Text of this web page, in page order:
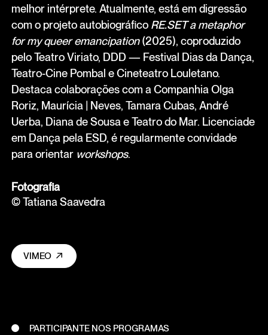
melhor intérprete. Atualmente, está em digressão
com o projeto autobiográfico RE.SET a metaphor
for my queer emancipation(2025), coproduzido
pelo Teatro Viriato, DDD — Festival Dias da Dança,
Teatro-Cine Pombal e Cineteatro Louletano.
Destaca colaborações com a Companhia Olga
Roriz, Maurícia | Neves, Tamara Cubas, André
Uerba, Diana de Sousa e Teatro do Mar. Licenciade
em Dança pela ESD, é regularmente convidade
para orientar workshops.
Fotografia
© Tatiana Saavedra
VIMEO
PARTICIPANTE NOS PROGRAMAS